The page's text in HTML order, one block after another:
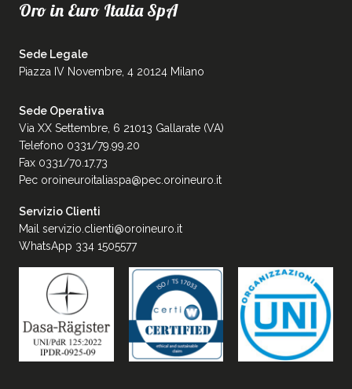
Oro in Euro Italia SpA
Sede Legale
Piazza IV Novembre, 4 20124 Milano
Sede Operativa
Via XX Settembre, 6 21013 Gallarate (VA)
Telefono 0331/79.99.20
Fax 0331/70.17.73
Pec oroineuroitaliaspa@pec.oroineuro.it
Servizio Clienti
Mail servizio.clienti@oroineuro.it
WhatsApp 334 1505577